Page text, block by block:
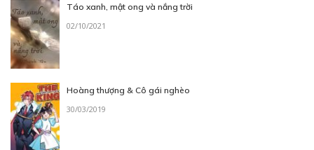
Táo xanh, mật ong và nắng trời
02/10/2021
Hoàng thượng & Cô gái nghèo
30/03/2019